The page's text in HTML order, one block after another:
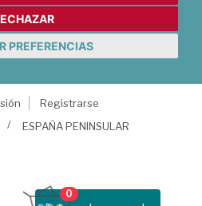
PREFERENCIAS
Registrarse
ESPAÑA PENINSULAR
0